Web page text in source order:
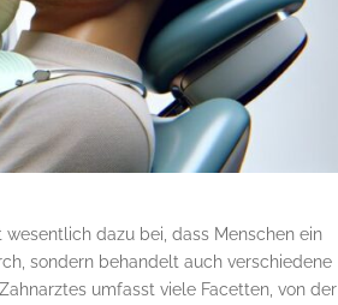
wesentlich dazu bei, dass Menschen ein
sondern behandelt auch verschiedene
umfasst viele Facetten, von der